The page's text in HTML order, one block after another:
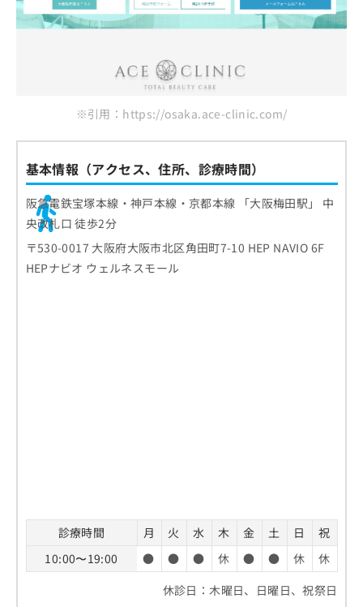
※引用：https://osaka.ace-clinic.com/
基本情報（アクセス、住所、診療時間）
阪急電鉄宝塚本線・神戸本線・京都本線 「大阪梅田駅」 中
央改札口 徒歩2分
〒530-0017 大阪府大阪市北区角田町7-10 HEP NAVIO 6F
HEPナビオ ウェルネスモール
診療時間 月 火 水 木 金 土 日
祝
10:00〜19:00
● ● ● 休 ● ● 休
休
休診日：木曜日、日曜日、祝祭日